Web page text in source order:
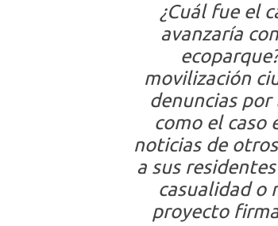
¿Cuál fue el
avanzaría
movilización
denuncias por
como el caso
noticias de
a sus
casualidad o
proyecto